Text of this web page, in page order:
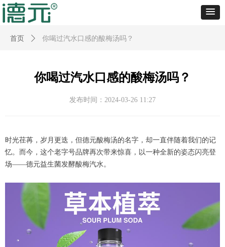
首页 ꄲ 你喝过汽水口感的酸梅汤吗？
你喝过汽水口感的酸梅汤吗？
时光荏苒，岁月更迭，但德元酸梅汤的名字，却一直伴随着我们的记
忆。而今，这个老字号品牌再次带来惊喜，以一种全新的姿态闪亮登
场——德元益生菌发酵酸梅汽水。
发布时间： 2024-03-26 11:27